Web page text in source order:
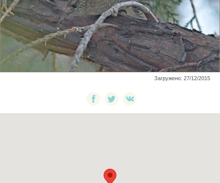
Загружено: 27/12/2015